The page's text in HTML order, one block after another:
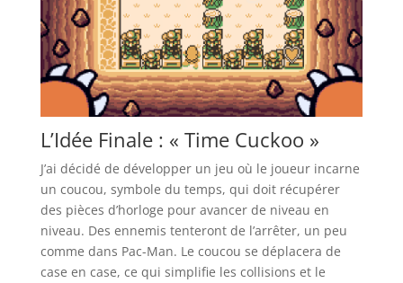
L’Idée Finale : « Time Cuckoo »
J’ai décidé de développer un jeu où le joueur incarne
un coucou, symbole du temps, qui doit récupérer
des pièces d’horloge pour avancer de niveau en
niveau. Des ennemis tenteront de l’arrêter, un peu
comme dans Pac-Man. Le coucou se déplacera de
case en case, ce qui simplifie les collisions et le